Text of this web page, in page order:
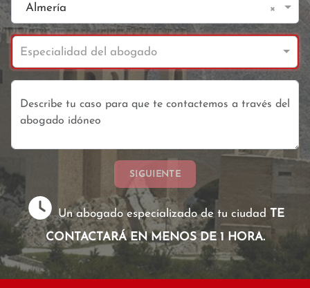
Almería ×
Especialidad del abogado
SIGUIENTE
Un abogado especializado de tu ciudad TE
CONTACTARÁ EN MENOS DE 1 HORA.